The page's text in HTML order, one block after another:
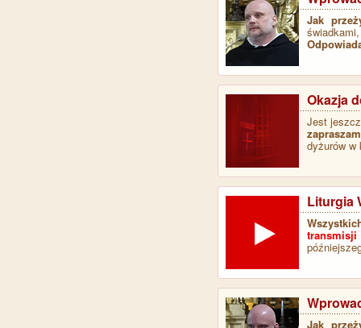
Jak
Okazja
Jest
dyżurów w
Liturgia
transmisji
Jak